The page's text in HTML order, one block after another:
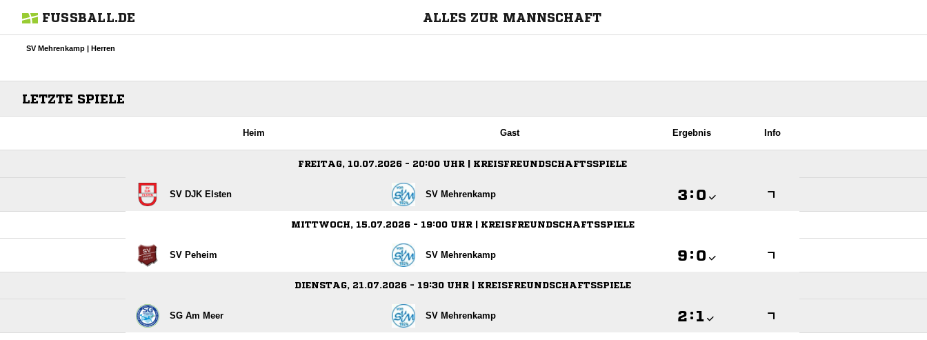
FUSSBALL.DE ALLES ZUR MANNSCHAFT
SV Mehrenkamp | Herren
LETZTE SPIELE
Heim Gast Ergebnis Info
FREITAG, 10.07.2026 - 20:00 UHR | KREISFREUNDSCHAFTSSPIELE
SV DJK Elsten SV Mehrenkamp  : 
MITTWOCH, 15.07.2026 - 19:00 UHR | KREISFREUNDSCHAFTSSPIELE
SV Peheim SV Mehrenkamp  : 
DIENSTAG, 21.07.2026 - 19:30 UHR | KREISFREUNDSCHAFTSSPIELE
SG Am Meer SV Mehrenkamp  : 